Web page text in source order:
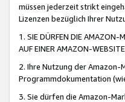
müssen jederzeit strikt
Lizenzen bezüglich Ihrer
1. SIE DÜRFEN DIE AMAZON-
AUF EINER AMAZON-
2. Ihre Nutzung der Amazon-
Programmdokumentation
3. Sie dürfen die Amazon-